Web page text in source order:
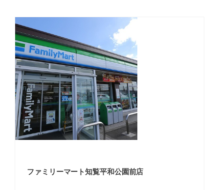
ファミリーマート知覧平和公園前店